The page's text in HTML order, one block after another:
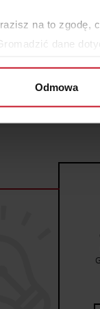
na to zgodę,
dane
się więcej
witrynie.
Odmowa